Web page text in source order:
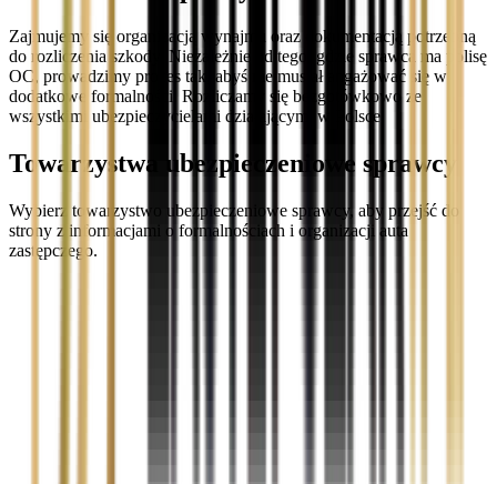
Zajmujemy się organizacją wynajmu oraz dokumentacją potrzebną
do rozliczenia szkody. Niezależnie od tego, gdzie sprawca ma polisę
OC, prowadzimy proces tak, abyś nie musiał angażować się w
dodatkowe formalności. Rozliczamy się bezgotówkowo ze
wszystkimi ubezpieczycielami działającymi w Polsce.
Towarzystwa ubezpieczeniowe sprawcy
Wybierz towarzystwo ubezpieczeniowe sprawcy, aby przejść do
strony z informacjami o formalnościach i organizacji auta
zastępczego.